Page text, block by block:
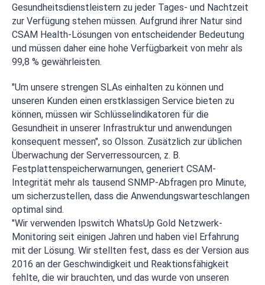
Gesundheitsdienstleistern zu jeder Tages- und Nachtzeit
zur Verfügung stehen müssen. Aufgrund ihrer Natur sind
CSAM Health-Lösungen von entscheidender Bedeutung
und müssen daher eine hohe Verfügbarkeit von mehr als
99,8 % gewährleisten.
"Um unsere strengen SLAs einhalten zu können und
unseren Kunden einen erstklassigen Service bieten zu
können, müssen wir Schlüsselindikatoren für die
Gesundheit in unserer Infrastruktur und anwendungen
konsequent messen", so Olsson. Zusätzlich zur üblichen
Überwachung der Serverressourcen, z. B.
Festplattenspeicherwarnungen, generiert CSAM-
Integrität mehr als tausend SNMP-Abfragen pro Minute,
um sicherzustellen, dass die Anwendungswarteschlangen
optimal sind.
"Wir verwenden Ipswitch WhatsUp Gold Netzwerk-
Monitoring seit einigen Jahren und haben viel Erfahrung
mit der Lösung. Wir stellten fest, dass es der Version aus
2016 an der Geschwindigkeit und Reaktionsfähigkeit
fehlte, die wir brauchten, und das wurde von unseren